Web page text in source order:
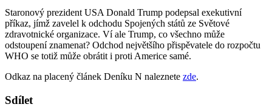
Staronový prezident USA Donald Trump podepsal exekutivní
příkaz, jímž zavelel k odchodu Spojených států ze Světové
zdravotnické organizace. Ví ale Trump, co všechno může
odstoupení znamenat? Odchod největšího přispěvatele do rozpočtu
WHO se totiž může obrátit i proti Americe samé.
Odkaz na placený článek Deníku N naleznete zde.
Sdílet